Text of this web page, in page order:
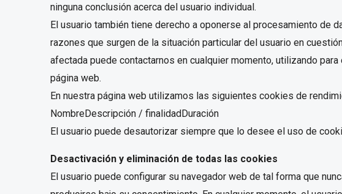
ninguna conclusión acerca del usuario individual.
El usuario también tiene derecho a oponerse al procesamiento de
razones que surgen de la situación particular del usuario en
afectada puede contactarnos en cualquier momento, utilizando
página web.
En nuestra página web utilizamos las siguientes cookies de
NombreDescripción / finalidadDuración
El usuario puede desautorizar siempre que lo desee el uso de
Desactivación y eliminación de todas las cookies
El usuario puede configurar su navegador web de tal forma que